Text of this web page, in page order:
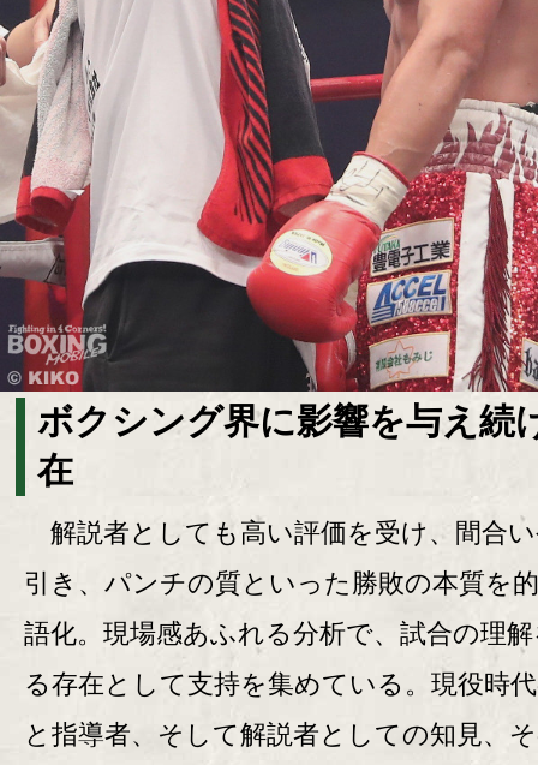
ボクシング界に影響を与え続
在
解説者としても高い評価を受け、間合
引き、パンチの質といった勝敗の本質を
語化。現場感あふれる分析で、試合の理
る存在として支持を集めている。現役時
と指導者、そして解説者としての知見、